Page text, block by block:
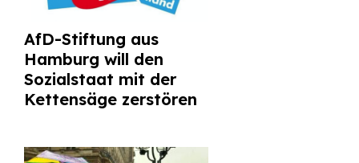
AfD-Stiftung aus
Hamburg will den
Sozialstaat mit der
Kettensäge zerstören